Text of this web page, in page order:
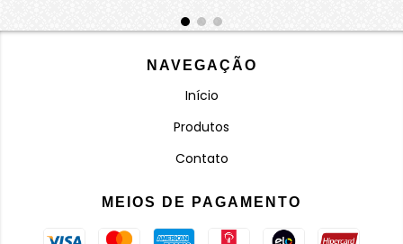
NAVEGAÇÃO
Início
Produtos
Contato
MEIOS DE PAGAMENTO